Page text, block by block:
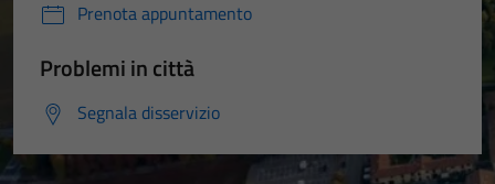
Prenota appuntamento
Problemi in città
Segnala disservizio